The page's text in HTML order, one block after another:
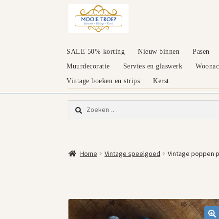
door
naar
SALE 50% korting Nieuw binnen
Pasen
Muurdecoratie
Servies en glaswerk
Vintage boeken en strips
Kerst
Zoeken
naar:
Home Vintage speelgoed Vintage poppen